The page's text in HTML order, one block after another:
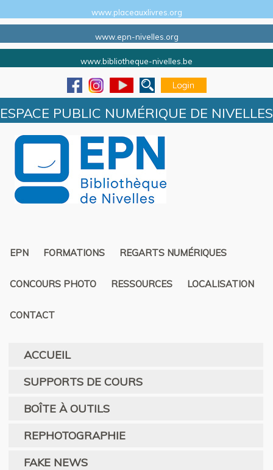
www.placeauxlivres.org
www.epn-nivelles.org
www.bibliotheque-nivelles.be
ESPACE PUBLIC NUMÉRIQUE DE NIVELLES
EPN FORMATIONS REGARTS NUMÉRIQUES
CONCOURS PHOTO RESSOURCES LOCALISATION
CONTACT
ACCUEIL
SUPPORTS DE COURS
BOÎTE À OUTILS
REPHOTOGRAPHIE
FAKE NEWS